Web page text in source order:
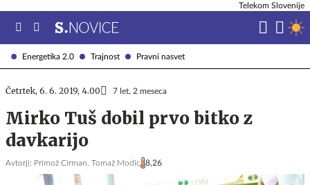
Energetika 2.0 Trajnost Pravni nasvet
Telekom Slovenije
Četrtek, 6. 6. 2019, 4.00 7 let, 2 meseca
Mirko Tuš dobil prvo bitko z
davkarijo
Avtorji: Primož Cirman, Tomaž Modic 8,26